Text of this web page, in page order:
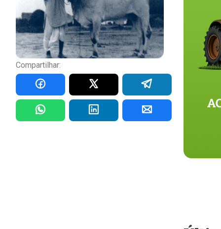
Compartilhar: